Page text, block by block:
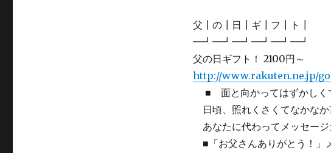
父┃の┃日┃ギ┃フ┃ト┃
━┛━┛━┛━┛━┛━┛
父の日ギフト！ 2100円～
http://www.rakuten.ne.jp/
■ 面と向かってはずかしく
日頃、照れくさくてなかなか
あなたに代わってメッセージ
■「お父さんありがとう！」